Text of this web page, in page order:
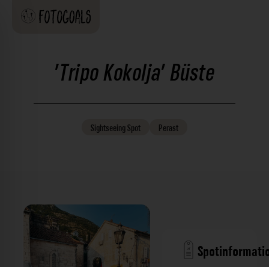
'Tripo Kokolja' Büste
SightseeingSpot Perast